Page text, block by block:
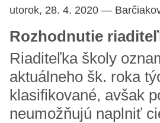
utorok, 28. 4. 2020 —
Rozhodnutie
Riaditeľka školy
aktuálneho šk. roka
klasifikované, avšak
neumožňujú naplniť